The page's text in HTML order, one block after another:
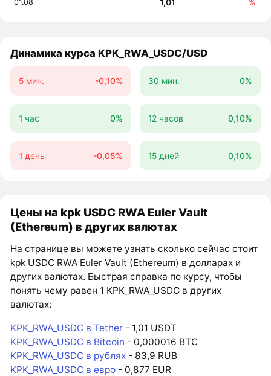
01.08 1,01 %
Динамика курса KPK_RWA_USDC/USD
5 мин. -0,10% 30 мин. 0%
1 час 0% 12 часов 0,10%
1 день -0,05% 15 дней 0,10%
Цены на kpk USDC RWA Euler Vault
(Ethereum) в других валютах
На странице вы можете узнать сколько сейчас стоит
kpk USDC RWA Euler Vault (Ethereum) в долларах и
других валютах. Быстрая справка по курсу, чтобы
понять чему равен 1 KPK_RWA_USDC в других
валютах:
KPK_RWA_USDC в Tether - 1,01 USDT
KPK_RWA_USDC в Bitcoin - 0,000016 BTC
KPK_RWA_USDC в рублях - 83,9 RUB
KPK_RWA_USDC в евро - 0,877 EUR